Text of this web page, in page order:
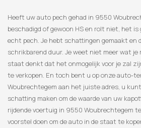
Heeft uw auto pech gehad in 9550
beschadigd of gewoon HS en rolt niet, het is
echt pech. Je hebt schattingen gemaakt en
schrikbarend duur. Je weet niet meer wat je
staat denkt dat het onmogelijk voor je zal
te verkopen. En toch bent u op onze auto-
Woubrechtegem aan het juiste adres, u
schatting maken om de waarde van uw
rijdende voertuig in 9550 Woubrechtegem
voorstel doen om de auto in de staat te